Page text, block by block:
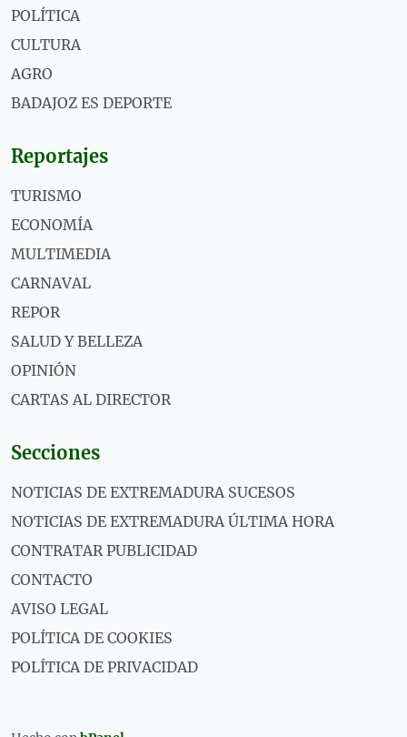
POLÍTICA
CULTURA
AGRO
BADAJOZ ES DEPORTE
Reportajes
TURISMO
ECONOMÍA
MULTIMEDIA
CARNAVAL
REPOR
SALUD Y BELLEZA
OPINIÓN
CARTAS AL DIRECTOR
Secciones
NOTICIAS DE EXTREMADURA SUCESOS
NOTICIAS DE EXTREMADURA ÚLTIMA HORA
CONTRATAR PUBLICIDAD
CONTACTO
AVISO LEGAL
POLÍTICA DE COOKIES
POLÍTICA DE PRIVACIDAD